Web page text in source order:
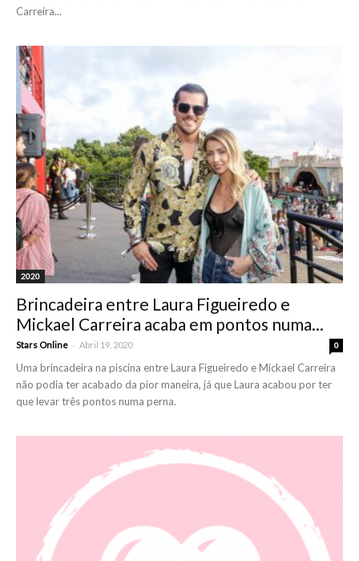
Carreira...
2020
Brincadeira entre Laura Figueiredo e
Mickael Carreira acaba em pontos numa...
Stars Online - Abril 19, 2020 0
Uma brincadeira na piscina entre Laura Figueiredo e Mickael Carreira
não podia ter acabado da pior maneira, já que Laura acabou por ter
que levar três pontos numa perna.